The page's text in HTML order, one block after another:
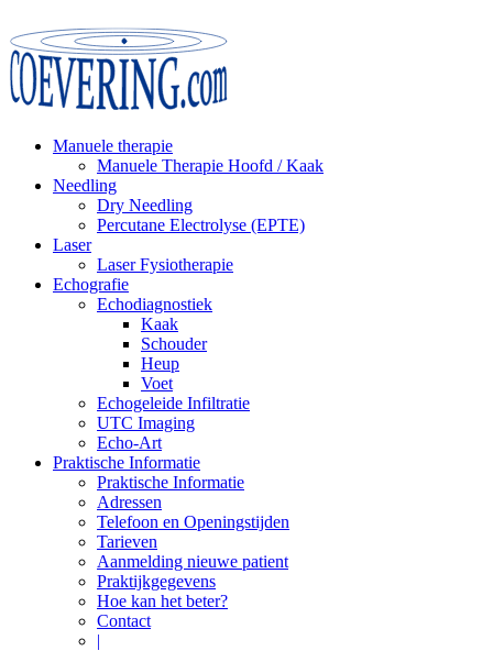
Manuele therapie
Manuele Therapie Hoofd / Kaak
Needling
Dry Needling
Percutane Electrolyse (EPTE)
Laser
Laser Fysiotherapie
Echografie
Echodiagnostiek
Kaak
Schouder
Heup
Voet
Echogeleide Infiltratie
UTC Imaging
Echo-Art
Praktische Informatie
Praktische Informatie
Adressen
Telefoon en Openingstijden
Tarieven
Aanmelding nieuwe patient
Praktijkgegevens
Hoe kan het beter?
Contact
|